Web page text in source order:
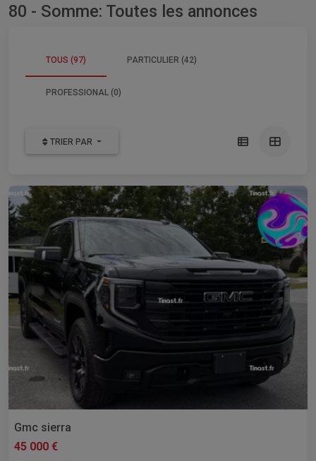
80 - Somme: Toutes les annonces
TOUS (97) PARTICULIER (42)
PROFESSIONAL (0)
TRIER PAR
Gmc sierra
45 000 €